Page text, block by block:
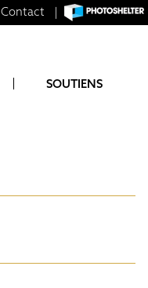
Contact |
SOUTIENS